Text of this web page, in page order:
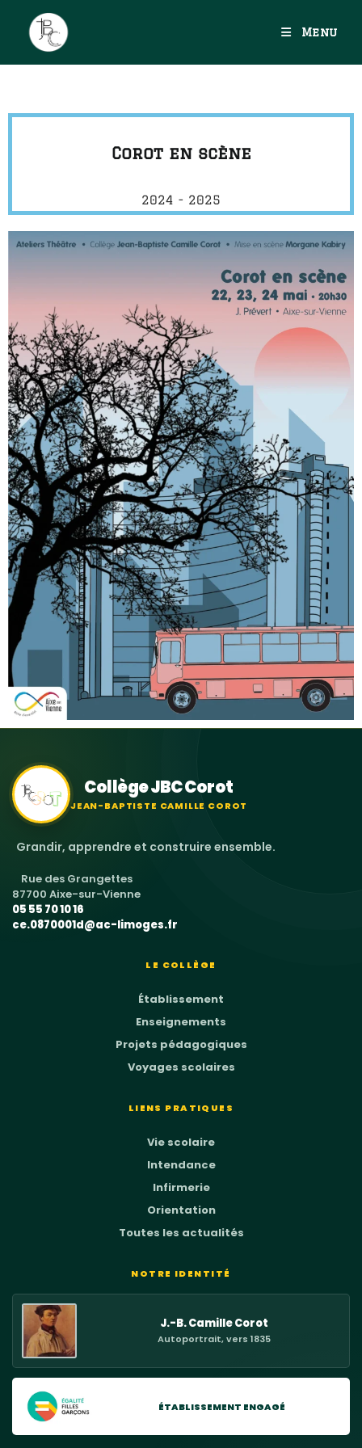
Menu
Corot en scène
2024 - 2025
Collège JBC Corot
JEAN-BAPTISTE CAMILLE COROT
Grandir, apprendre et construire ensemble.
Rue des Grangettes
87700 Aixe-sur-Vienne
05 55 70 10 16
ce.0870001d@ac-limoges.fr
LE COLLÈGE
Établissement
Enseignements
Projets pédagogiques
Voyages scolaires
LIENS PRATIQUES
Vie scolaire
Intendance
Infirmerie
Orientation
Toutes les actualités
NOTRE IDENTITÉ
J.-B. Camille Corot
Autoportrait, vers 1835
ÉTABLISSEMENT ENGAGÉ